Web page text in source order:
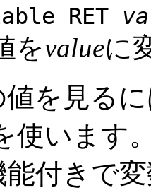
RET
をvalueに
を見る
使います
能付きで